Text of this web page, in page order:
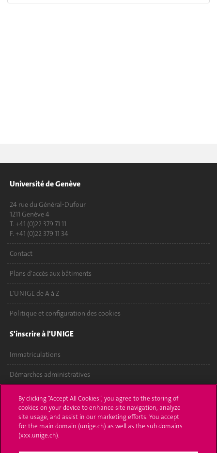
Université de Genève
24 rue du Général-Dufour
1211 Genève 4
T. +41 (0)22 379 71 11
F. +41 (0)22 379 11 34
Contact
Plans d'accès aux bâtiments
L'UNIGE de A à Z
Politique et configuration des cookies
S'inscrire à l'UNIGE
Immatriculations
Démarches administratives
Poser une question
L'UNIGE vous informe
UNIGE Mobile
By clicking “Accept All Cookies”, you agree to the storing of
cookies on your device to enhance site navigation, analyze
site usage, and assist in our marketing efforts. You accept
for the main domain (unige.ch) as well as the sub domains
(xxx.unige.ch).